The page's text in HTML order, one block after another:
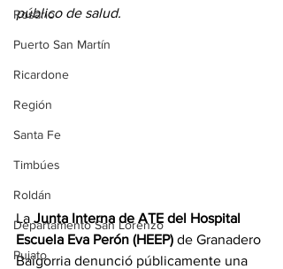
Rosario
Puerto San Martín
Ricardone
Región
Santa Fe
Timbúes
Roldán
Departamento San Lorenzo
Pujato
público de salud.
La Junta Interna de ATE del Hospital
Escuela Eva Perón (HEEP) de Granadero
Baigorria denunció públicamente una